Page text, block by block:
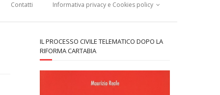
Contatti Informativa privacy e Cookies policy
IL PROCESSO CIVILE TELEMATICO DOPO LA
RIFORMA CARTABIA